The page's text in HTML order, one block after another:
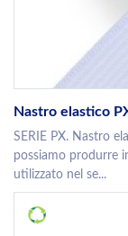
Nastro elastico
SERIE PX. Nastro
possiamo produrre
utilizzato nel se...